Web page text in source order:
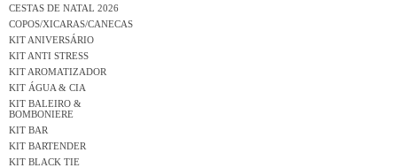
CESTAS DE NATAL 2026
COPOS/XICARAS/CANECAS
KIT ANIVERSÁRIO
KIT ANTI STRESS
KIT AROMATIZADOR
KIT ÁGUA & CIA
KIT BALEIRO &
BOMBONIERE
KIT BAR
KIT BARTENDER
KIT BLACK TIE